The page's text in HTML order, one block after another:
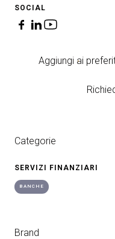
SOCIAL
Aggiungi ai
Categorie
SERVIZI FINANZIARI
BANCHE
Brand